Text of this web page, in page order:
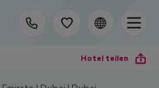
Hotel teilen